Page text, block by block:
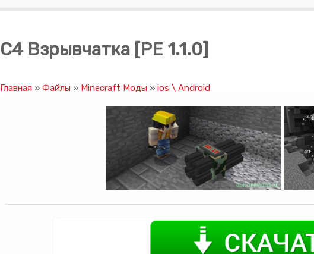
C4 Взрывчатка [PE 1.1.0]
Главная » Файлы » Minecraft Моды » ios \ Android